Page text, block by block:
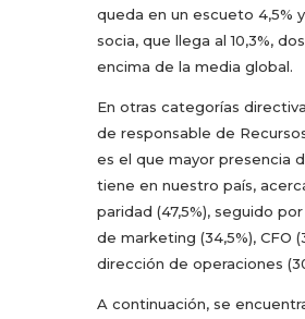
queda en un escueto 4,5%
socia, que llega al 10,3%,
encima de la media global.
En otras categorías
de responsable de
es el que mayor presencia
tiene en nuestro país,
paridad (47,5%), seguido
de marketing (34,5%), CFO
dirección de operaciones
A continuación, se